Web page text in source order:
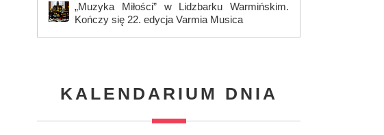
„Muzyka Miłości” w Lidzbarku Warmińskim.
Kończy się 22. edycja Varmia Musica
KALENDARIUM DNIA